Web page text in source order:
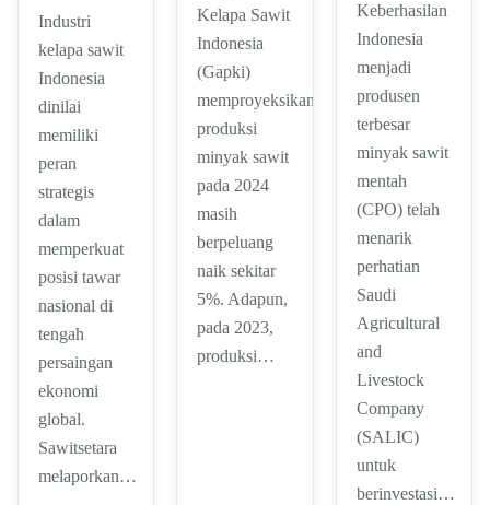
Industri
kelapa sawit
Indonesia
dinilai
memiliki
peran
strategis
dalam
memperkuat
posisi tawar
nasional di
tengah
persaingan
ekonomi
global.
Sawitsetara
melaporkan…
Kelapa Sawit
Indonesia
(Gapki)
memproyeksikan
produksi
minyak sawit
pada 2024
masih
berpeluang
naik sekitar
5%. Adapun,
pada 2023,
produksi…
Keberhasilan
Indonesia
menjadi
produsen
terbesar
minyak sawit
mentah
(CPO) telah
menarik
perhatian
Saudi
Agricultural
and
Livestock
Company
(SALIC)
untuk
berinvestasi…